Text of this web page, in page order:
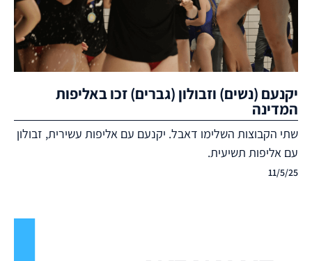
יקנעם (נשים) וזבולון (גברים) זכו באליפות
המדינה
שתי הקבוצות השלימו דאבל. יקנעם עם אליפות עשירית, זבולון
עם אליפות תשיעית.
11/5/25